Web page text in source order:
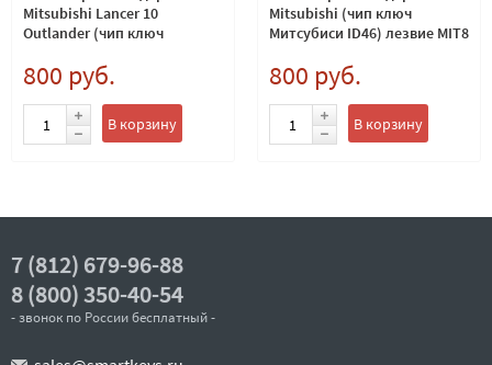
Mitsubishi Lancer 10
Outlander (чип ключ
800 руб.
В корзину
Mitsubishi (чип ключ
Митсубиси ID46) лезвие MIT8
800 руб.
В корзину
7 (812) 679-96-88
8 (800) 350-40-54
- звонок по России бесплатный -